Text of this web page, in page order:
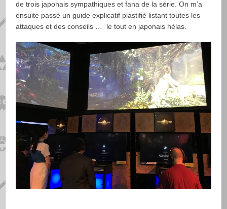
de trois japonais sympathiques et fana de la série. On m’a
ensuite passé un guide explicatif plastifié listant toutes les
attaques et des conseils … le tout en japonais hélas.